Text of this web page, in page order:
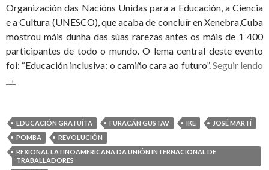
Organización das Nacións Unidas para a Educación, a Ciencia
e a Cultura (UNESCO), que acaba de concluír en Xenebra,Cuba
mostrou máis dunha das súas rarezas antes os máis de 1 400
participantes de todo o mundo. O lema central deste evento
foi: “Educación inclusiva: o camiño cara ao futuro”.Seguir lendo
MÁIS
EDUCACIÓN
CUBANA
→
EDUCACIÓN GRATUÍTA FURACÁN GUSTAV IKE
JOSÉ MARTÍ
POMBA
REVOLUCIÓN
REXIONAL LATINOAMERICANA DA UNIÓN INTERNACIONAL DE
TRABALLADORES